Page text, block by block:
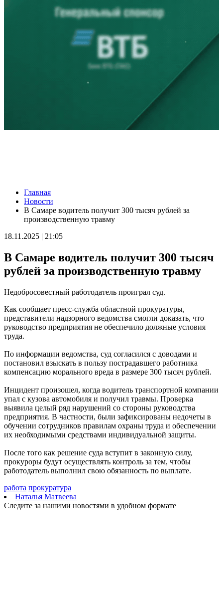
Аномальная жара спадет: какая погода будет 10 августа в
Самарской области
10.08.2026 | 07:15
В Самаре представят последнюю книгу Виталия Стадникова о
09.08.2026 | 22:05
09.08.2026 | 21:47
Эксперт рассказал, как мошенники используют старые сим-
карты
В Тольятти восстановили движение на дорогах после падения
09.08.2026 | 21:04
Персеиды и парад планет: какие астрономические явления
произойдут в августе
09.08.2026 | 20:59
иностранными номерами
09.08.2026 | 20:11
В Москве открыли фотовыставку о Самарской области
Поддержка предпринимателей, авиационный кластер и День
строителя. Спецрепортаж
09.08.2026 | 20:00
Самарцев предупредили о временных перебоях с
водоснабжением
09.08.2026 | 19:26
порывистом ветре 10 августа
09.08.2026 | 19:23
Упало более 30 деревьев: в Самаре 9 августа устраняют
09.08.2026 | 19:12
Поваленные деревья и оборванные провода: Вячеслав
Федорищев рассказал о последствиях непогоды
Главная
Новости
В Самаре водитель получит 300 тысяч рублей за
производственную травму
18.11.2025 | 21:05
В Самаре водитель получит 300 тысяч
рублей за производственную травму
Недобросовестный работодатель проиграл суд.
Как сообщает пресс-служба областной прокуратуры,
представители надзорного ведомства смогли доказать, что
руководство предприятия не обеспечило должные условия
труда.
По информации ведомства, суд согласился с доводами и
постановил взыскать в пользу пострадавшего работника
компенсацию морального вреда в размере 300 тысяч рублей.
Инцидент произошел, когда водитель транспортной компании
упал с кузова автомобиля и получил травмы. Проверка
выявила целый ряд нарушений со стороны руководства
предприятия. В частности, были зафиксированы недочеты в
обучении сотрудников правилам охраны труда и обеспечении
их необходимыми средствами индивидуальной защиты.
После того как решение суда вступит в законную силу,
прокуроры будут осуществлять контроль за тем, чтобы
работодатель выполнил свою обязанность по выплате.
работа прокуратура
Наталья Матвеева
Следите за нашими новостями в удобном формате